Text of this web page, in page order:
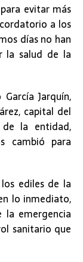
evitar más
a los
días no han
la salud de la
Jarquín,
capital del
la entidad,
cambió para
ediles de la
lo inmediato,
emergencia
sanitario que